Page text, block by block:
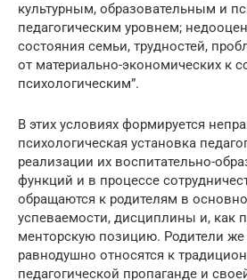
культурным, образовательным и
педагогическим уровнем;
состояния семьи, трудностей,
от материально-экономических к
психологическим”.
В этих условиях формируется
психологическая установка
реализации их воспитательно-
функций и в процессе
обращаются к родителям в
успеваемости, дисциплины и, как
менторскую позицию. Родители
равнодушно относятся к
педагогической пропаганде и